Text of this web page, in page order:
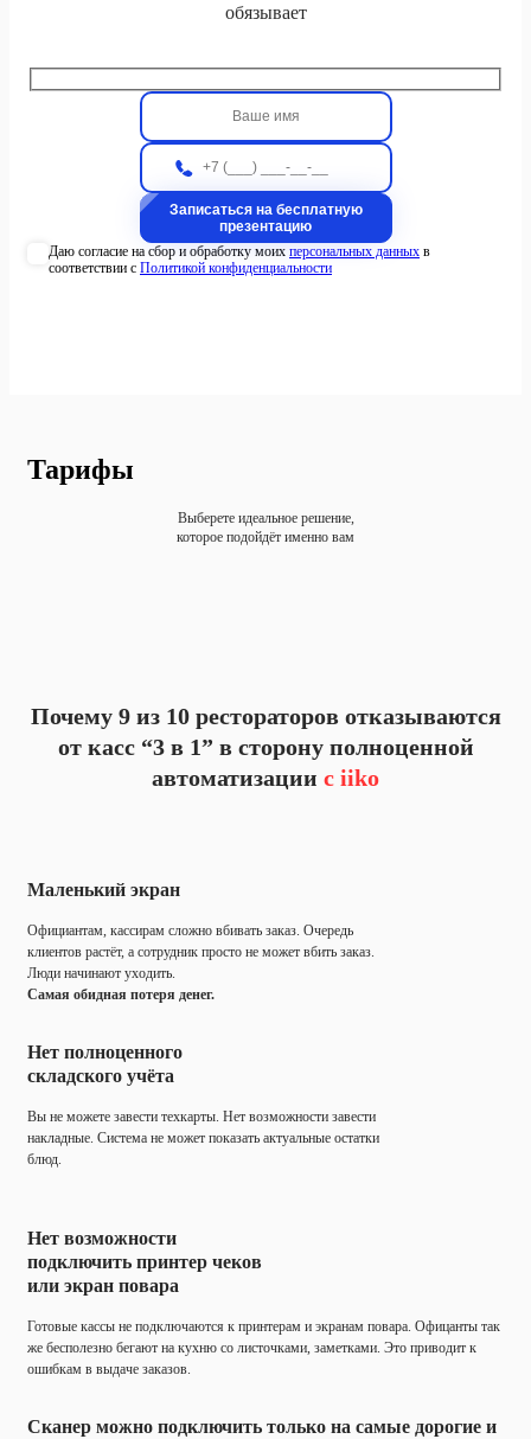
обязывает
Даю согласие на сбор и обработку моих персональных данных в
соответствии с Политикой конфиденциальности
Тарифы
Выберете идеальное решение,
которое подойдёт именно вам
Почему 9 из 10 рестораторов отказываются
от касс “3 в 1” в сторону полноценной
автоматизации с iiko
Маленький экран
Официантам, кассирам сложно вбивать заказ. Очередь
клиентов растёт, а сотрудник просто не может вбить заказ.
Люди начинают уходить.
Самая обидная потеря денег.
Нет полноценного
складского учёта
Вы не можете завести техкарты. Нет возможности завести
накладные. Система не может показать актуальные остатки
блюд.
Нет возможности
подключить принтер чеков
или экран повара
Готовые кассы не подключаются к принтерам и экранам повара. Офицанты так
же бесполезно бегают на кухню со листочками, заметками. Это приводит к
ошибкам в выдаче заказов.
Сканер можно подключить только на самые дорогие и